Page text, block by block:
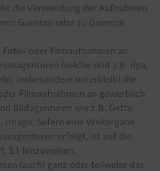
die Verwendung der Aufnahmen
Gunsten oder zu Gunsten
Foto- oder Filmaufnahmen an
(solche sind z.B. dpa,
Insbesondere unterbleibt die
Filmaufnahmen an gewerblich
Bildagenturen wie z.B. Getty
Imago. Sofern eine Weitergabe
erfolgt, ist auf die
3.1 hinzuweisen.
(auch) ganz oder teilweise das